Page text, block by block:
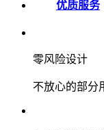
优质服务
零风险设计
不放心的部分